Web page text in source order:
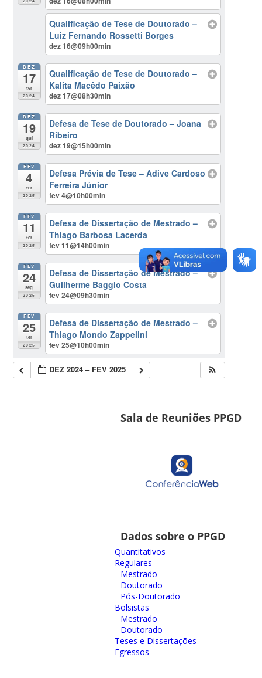
Qualificação de Tese de Doutorado –
Luiz Fernando Rossetti Borges
dez 16@09h00min
DEZ
17
ter
2024
Qualificação de Tese de Doutorado –
Kalita Macêdo Paixão
dez 17@08h30min
DEZ
19
qui
2024
Defesa de Tese de Doutorado – Joana
Ribeiro
dez 19@15h00min
FEV
4
ter
2025
Defesa Prévia de Tese – Adive Cardoso
Ferreira Júnior
fev 4@10h00min
FEV
11
ter
2025
Defesa de Dissertação de Mestrado –
Thiago Barbosa Lacerda
fev 11@14h00min
FEV
24
seg
2025
Defesa de Dissertação de Mestrado –
Guilherme Baggio Costa
fev 24@09h30min
FEV
25
ter
2025
Defesa de Dissertação de Mestrado –
Thiago Mondo Zappelini
fev 25@10h00min
DEZ 2024 – FEV 2025
Sala de Reuniões PPGD
Dados sobre o PPGD
Quantitativos
Regulares
Mestrado
Doutorado
Pós-Doutorado
Bolsistas
Mestrado
Doutorado
Teses e Dissertações
Egressos